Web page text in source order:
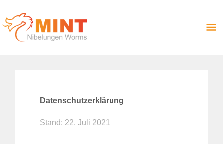
Inhalt
springen
Datenschutzerklärung
Stand: 22. Juli 2021